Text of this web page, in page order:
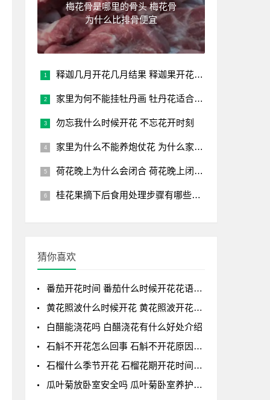
梅花骨是哪里的骨头 梅花骨
为什么比排骨便宜
释迦几月开花几月结果 释迦果开花结果时间 释迦果花果成熟时
家里为何不能挂牡丹画 牡丹花适合什么属相
勿忘我什么时候开花 不忘花开时刻
家里为什么不能养炮仗花 为什么家里不适合种炮仗花？
荷花晚上为什么会闭合 荷花晚上闭合的原因 夜晚荷花闭合的原
桂花果摘下后食用处理步骤有哪些？可以直接吃吗？
猜你喜欢
番茄开花时间 番茄什么时候开花花语是什么？
黄花照波什么时候开花 黄花照波开花时间及花语
白醋能浇花吗 白醋浇花有什么好处介绍
石斛不开花怎么回事 石斛不开花原因开花少的原
石榴什么季节开花 石榴花期开花时间详解
瓜叶菊放卧室安全吗 瓜叶菊卧室养护全解析